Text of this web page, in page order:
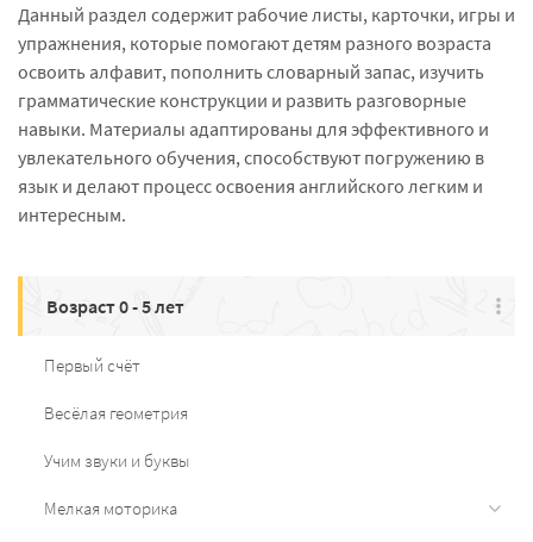
Данный раздел содержит рабочие листы, карточки, игры и
упражнения, которые помогают детям разного возраста
освоить алфавит, пополнить словарный запас, изучить
грамматические конструкции и развить разговорные
навыки. Материалы адаптированы для эффективного и
увлекательного обучения, способствуют погружению в
язык и делают процесс освоения английского легким и
интересным.
Возраст 0 - 5 лет
Первый счёт
Весёлая геометрия
Учим звуки и буквы
Мелкая моторика